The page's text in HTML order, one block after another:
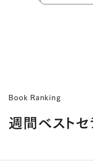
Book Ranking
週間ベストセ